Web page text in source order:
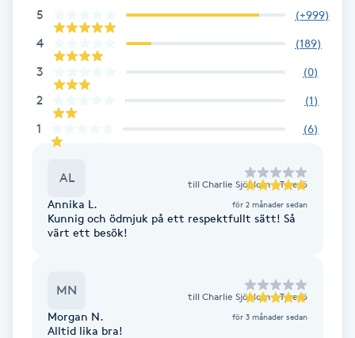
Brynformning
Brynfärgning
Brynplockning
Bröllopsuppsättning
Celluliter
5 (+999)
4 (189)
3 (0)
2 (1)
1 (6)
AL till Charlie Sjöblom - Tyresö
Annika L. för 2 månader sedan
Kunnig och ödmjuk på ett respektfullt sätt! Så
värt ett besök!
MN till Charlie Sjöblom - Tyresö
Morgan N. för 3 månader sedan
Alltid lika bra!